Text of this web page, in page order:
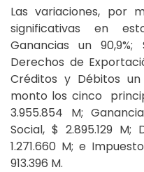
Las variaciones, por
significativas en
Ganancias un 90,9%;
Derechos de
Créditos y Débitos un
monto los cinco
3.955.854 M;
Social, $ 2.895.129
1.271.660 M; e
913.396 M.